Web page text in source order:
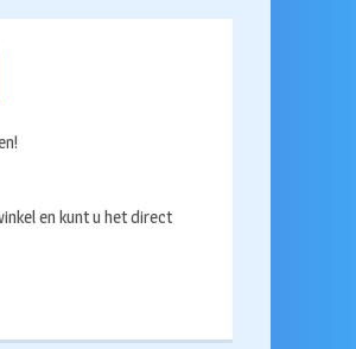
en kunt u het direct